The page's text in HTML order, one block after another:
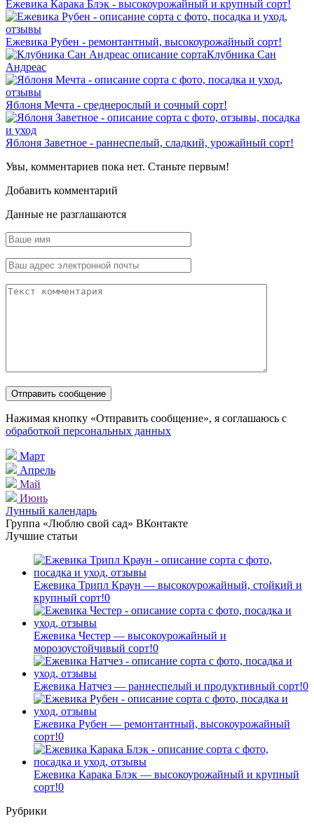
Ежевика Карака Блэк - высокоурожайный и крупный сорт!
Ежевика Рубен - ремонтантный, высокоурожайный сорт!
Клубника Сан
Андреас
Яблоня Мечта - среднерослый и сочный сорт!
Яблоня Заветное - раннеспелый, сладкий, урожайный сорт!
Увы, комментариев пока нет. Станьте первым!
Добавить комментарий
Данные не разглашаются
Нажимая кнопку «Отправить сообщение», я соглашаюсь с
обработкой персональных данных
Март
Апрель
Май
Июнь
Лунный календарь
Группа «Люблю свой сад» ВКонтакте
Лучшие статьи
Ежевика Трипл Краун — высокоурожайный, стойкий и
крупный сорт!0
Ежевика Честер — высокоурожайный и
морозоустойчивый сорт!0
Ежевика Натчез — раннеспелый и продуктивный сорт!0
Ежевика Рубен — ремонтантный, высокоурожайный
сорт!0
Ежевика Карака Блэк — высокоурожайный и крупный
сорт!0
Рубрики